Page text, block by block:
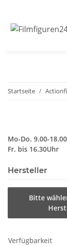
Startseite
Mo-Do. 9.00-
Fr. bis 16.30Uhr
Hersteller
Bitte
Verfügbarkeit